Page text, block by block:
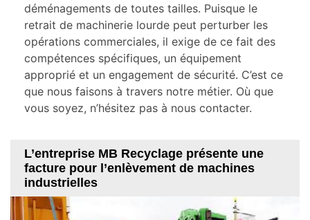
déménagements de toutes tailles. Puisque le
retrait de machinerie lourde peut perturber les
opérations commerciales, il exige de ce fait des
compétences spécifiques, un équipement
approprié et un engagement de sécurité. C’est ce
que nous faisons à travers notre métier. Où que
vous soyez, n’hésitez pas à nous contacter.
L’entreprise MB Recyclage présente une
facture pour l’enlèvement de machines
industrielles